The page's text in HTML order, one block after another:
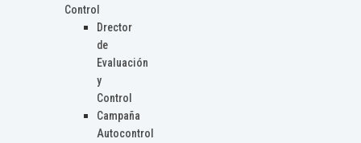
Control
Drector
de
Evaluación
y
Control
Campaña
Autocontrol